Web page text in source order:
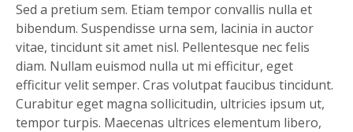
Sed a pretium sem. Etiam tempor convallis nulla et
bibendum. Suspendisse urna sem, lacinia in auctor
vitae, tincidunt sit amet nisl. Pellentesque nec felis
diam. Nullam euismod nulla ut mi efficitur, eget
efficitur velit semper. Cras volutpat faucibus tincidunt.
Curabitur eget magna sollicitudin, ultricies ipsum ut,
tempor turpis. Maecenas ultrices elementum libero,